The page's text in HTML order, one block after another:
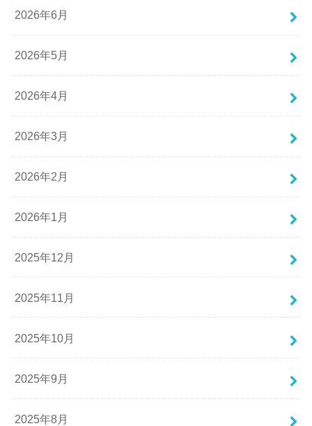
2026年6月
2026年5月
2026年4月
2026年3月
2026年2月
2026年1月
2025年12月
2025年11月
2025年10月
2025年9月
2025年8月